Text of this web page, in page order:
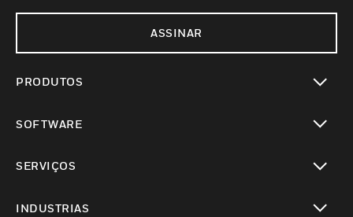
ASSINAR
PRODUTOS
SOFTWARE
SERVIÇOS
INDUSTRIAS